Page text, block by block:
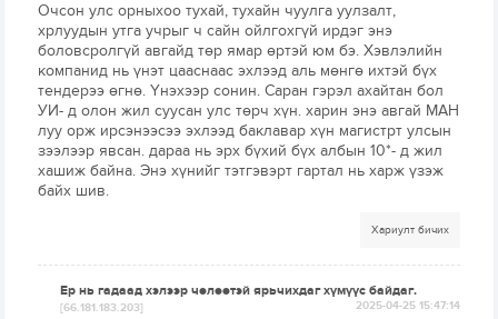
Очсон улс орныхоо тухай, тухайн чуулга уулзалт,
хрлуудын утга учрыг ч сайн ойлгохгүй ирдэг энэ
боловсролгүй авгайд төр ямар өртэй юм бэ. Хэвлэлийн
компанид нь үнэт цааснаас эхлээд аль мөнгө ихтэй бүх
тендерээ өгнө. Үнэхээр сонин. Саран гэрэл ахайтан бол
УИ- д олон жил суусан улс төрч хүн. харин энэ авгай МАН
луу орж ирсэнээсээ эхлээд баклавар хүн магистрт улсын
зээлээр явсан. дараа нь эрх бүхий бүх албын 10*- д жил
хашиж байна. Энэ хүнийг тэтгэвэрт гартал нь харж үзэж
байх шив.
Хариулт бичих
Ер нь гадаад хэлээр чөлөөтэй ярьчихдаг хүмүүс байдаг.
[66.181.183.203] 2025-04-25 15:47:14